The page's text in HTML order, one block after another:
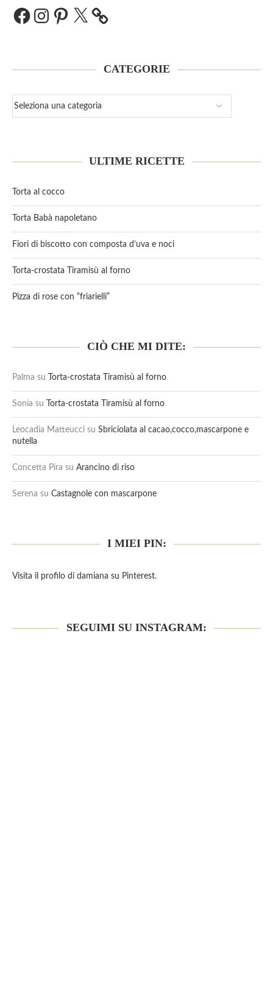
CATEGORIE
ULTIME RICETTE
Torta al cocco
Torta Babà napoletano
Fiori di biscotto con composta d’uva e noci
Torta-crostata Tiramisù al forno
Pizza di rose con “friarielli”
CIÒ CHE MI DITE:
Palma su Torta-crostata Tiramisù al forno
Sonia su Torta-crostata Tiramisù al forno
Leocadia Matteucci su Sbriciolata al cacao,cocco,mascarpone e
nutella
Concetta Pira su Arancino di riso
Serena su Castagnole con mascarpone
I MIEI PIN:
Visita il profilo di damiana su Pinterest.
SEGUIMI SU INSTAGRAM: